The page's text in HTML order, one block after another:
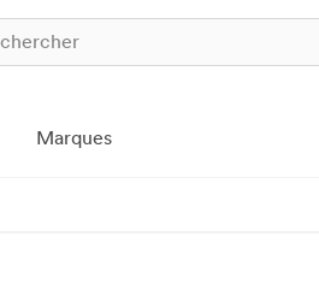
Marques